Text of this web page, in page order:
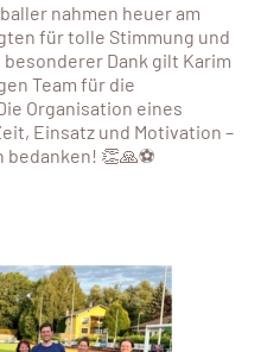
nahmen heuer am
für tolle Stimmung und
Dank gilt Karim
Team für die
Organisation eines
Einsatz und Motivation –
👏🙏⚽